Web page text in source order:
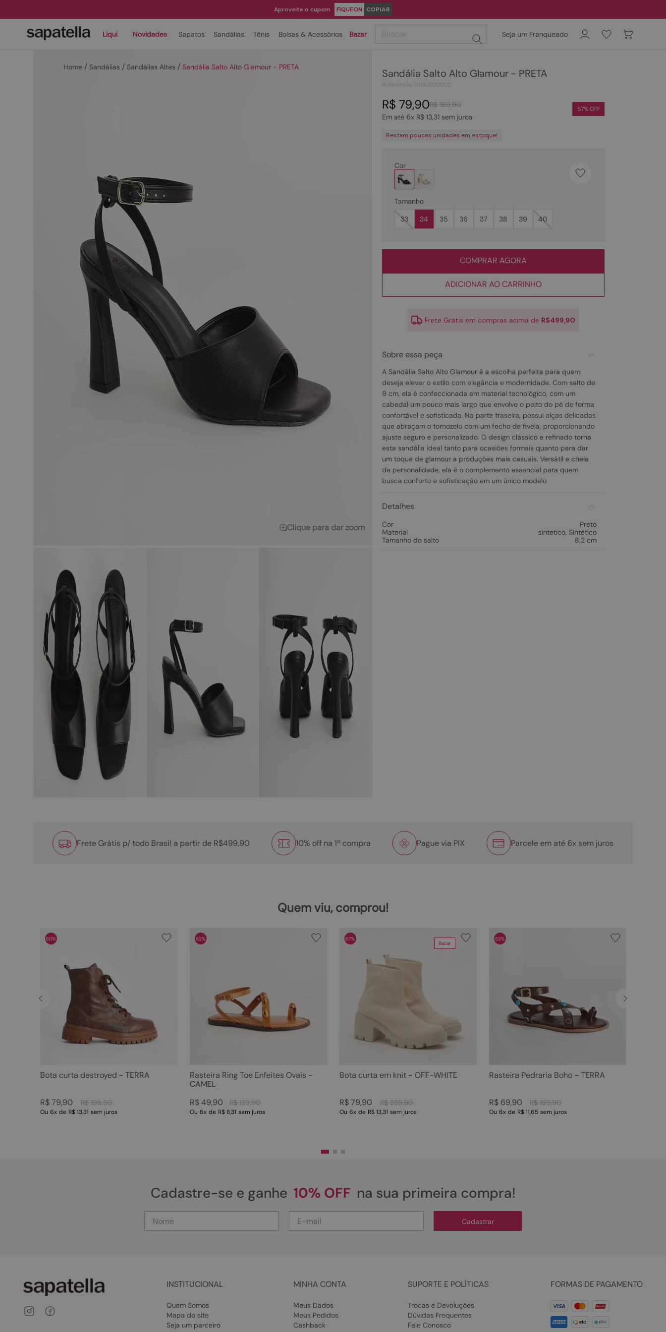
Aproveite o cupom FIQUEON COPIAR
Liqui Novidades Sapatos Sandálias Tênis Bolsas & Acessórios Bazar Seja um Franqueado
Sandálias Sandálias Altas Sandália Salto Alto Glamour - PRETA
Clique para dar zoom
Sandália Salto Alto Glamour - PRETA
R$ 189,90
R$ 79,90
Em até 6x R$ 13,31sem juros
57% OFF
Restam poucas unidades em estoque!
Cor
Tamanho
33
34 35 36 37 38 39 40
COMPRAR AGORA
ADICIONAR AO CARRINHO
Frete Grátis em compras acima de R$499,90
Sobre essa peça
A Sandália Salto Alto Glamour é a escolha perfeita para quem
deseja elevar o estilo com elegância e modernidade. Com salto de
9 cm, ela é confeccionada em material tecnológico, com um
cabedal um pouco mais largo que envolve o peito do pé de forma
confortável e sofisticada. Na parte traseira, possui alças delicadas
que abraçam o tornozelo com um fecho de fivela, proporcionando
ajuste seguro e personalizado. O design clássico e refinado torna
esta sandália ideal tanto para ocasiões formais quanto para dar
um toque de glamour a produções mais casuais. Versátil e cheia
de personalidade, ela é o complemento essencial para quem
busca conforto e sofisticação em um único modelo
Detalhes
Cor
Preto
Material
sintetico, Sintético
Tamanho do salto
8,2 cm
Frete Grátis p/ todo Brasil a partir de R$499,90 10% off na 1º compra Pague via PIX Parcele em até 6x sem juros
Quem viu, comprou!
60%
Bota curta destroyed - TERRA
R$ 199,90
R$ 79,90
Ou 6x de R$ 13,31 sem juros
62%
Rasteira Ring Toe Enfeites Ovais -
CAMEL
R$ 129,90
R$ 49,90
Ou 6x de R$ 8,31 sem juros
Bazar
67%
Bota curta em knit - OFF-WHITE
R$ 239,90
R$ 79,90
Ou 6x de R$ 13,31 sem juros
63%
Rasteira Pedraria Boho - TERRA
R$ 189,90
R$ 69,90
Ou 6x de R$ 11,65 sem juros
Cadastre-se e ganhe 10% OFF na sua primeira compra!
Cadastrar
INSTITUCIONAL
Quem Somos
Mapa do site
Seja um parceiro
MINHA CONTA
Meus Dados
Meus Pedidos
Cashback
SUPORTE E POLÍTICAS
Trocas e Devoluções
Dúvidas Frequentes
Fale Conosco
FORMAS DE PAGAMENTO